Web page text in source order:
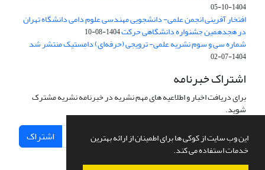
این وب سایت از کوکی ها برای اطمینان از ارائه بهترین
خدمات استفاده می کند.
1404-10-05
افتخار آفرینی انجمن علمی- دانشجویی مهندسی علوم دامی دانشگاه تهران
در هجدهمین جشنواره دانشگاهی حرکت1404-08-10
شماره سی و سوم نشریه علمی- ترویجی (حرفه‌ای) دامِستیک منتشر شد
1404-07-02
اشتراک خبرنامه
برای دریافت اخبار و اطلاعیه های مهم نشریه در خبرنامه نشریه مشترک
شوید.
اشتراک